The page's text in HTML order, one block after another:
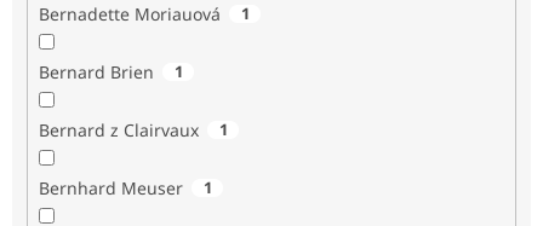
Bernadette Moriauová 1
Bernard Brien 1
Bernard z Clairvaux 1
Bernhard Meuser 1